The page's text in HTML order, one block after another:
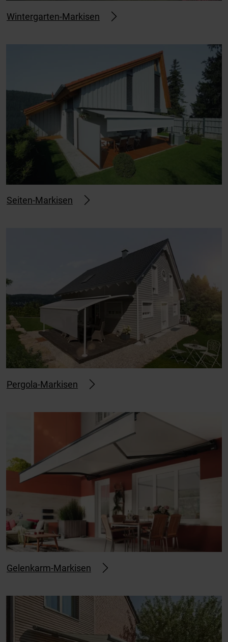
Wintergarten-Markisen
Seiten-Markisen
Pergola-Markisen
Gelenkarm-Markisen